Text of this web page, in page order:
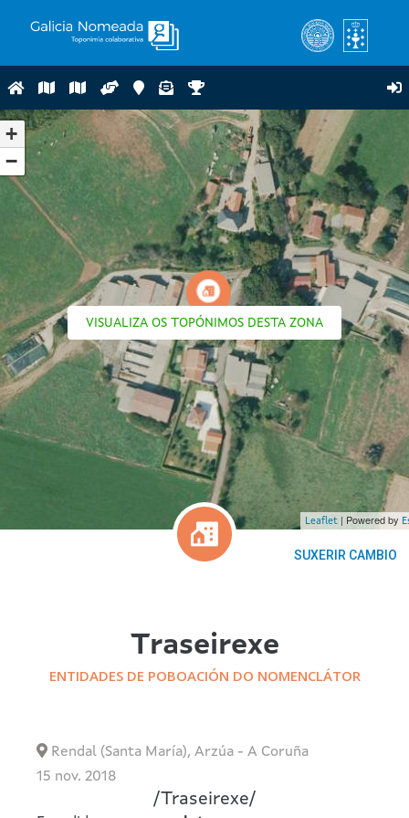
VISUALIZA OS TOPÓNIMOS DESTA ZONA
+
−
Leaflet | Powered by
SUXERIR CAMBIO
Traseirexe
ENTIDADES DE POBOACIÓN DO NOMENCLÁTOR
Rendal (Santa María), Arzúa - A Coruña
15 nov. 2018
/ Traseirexe/